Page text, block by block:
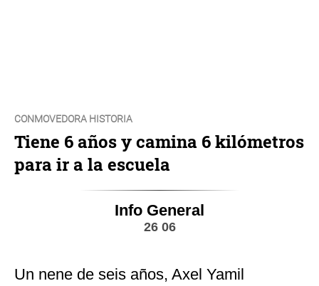
CONMOVEDORA HISTORIA
Tiene 6 años y camina 6 kilómetros
para ir a la escuela
Info General
26 06
Un nene de seis años, Axel Yamil